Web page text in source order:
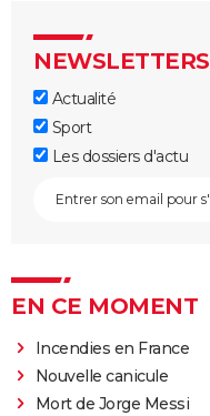
NEWSLETTERS
Actualité
Sport
Les dossiers d'actu
EN CE MOMENT
Incendies en France
Nouvelle canicule
Mort de Jorge Messi